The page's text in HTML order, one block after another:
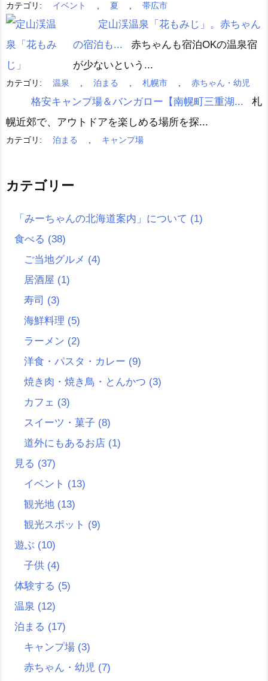
カテゴリ: イベント 夏 帯広市
定山渓温泉「花もみじ」。赤ちゃん
の宿泊も...
赤ちゃんも宿泊OKの温泉宿
が少ないという...
カテゴリ: 温泉 泊まる 札幌市 赤ちゃん・幼児
格安キャンプ場＆バンガロー【南幌町三重湖...
札
幌近郊で、アウトドアを楽しめる場所を探...
カテゴリ: 泊まる キャンプ場
カテゴリー
「みーちゃんの北海道案内」について (1)
食べる (38)
ご当地グルメ (4)
居酒屋 (1)
寿司 (3)
海鮮料理 (5)
ラーメン (2)
洋食・パスタ・カレー (9)
焼き肉・焼き鳥・とんかつ (3)
カフェ (3)
スイーツ・菓子 (8)
道外にもあるお店 (1)
見る (37)
イベント (13)
観光地 (13)
観光スポット (9)
遊ぶ (10)
子供 (4)
体験する (5)
温泉 (12)
泊まる (17)
キャンプ場 (3)
赤ちゃん・幼児 (7)